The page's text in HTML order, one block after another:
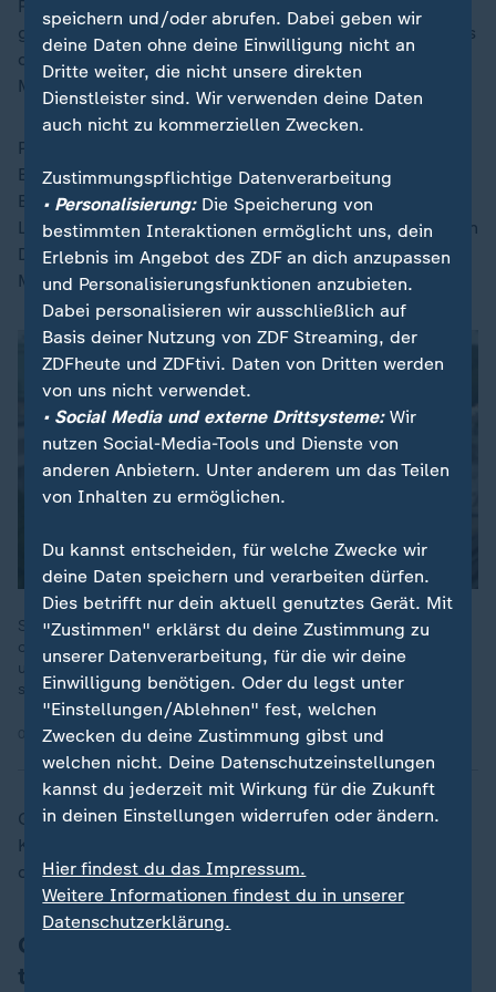
Rücklage, die in guten Zeiten bis zum Jahr 2019
gebildet wurde. Damit stehen laut Kabinettvorlage aus
der Rücklage in den Folgejahren noch rund 3,9
Milliarden Euro zur Verfügung.
Probleme bereitet ein Milliardendefizit bei der
Bundesagentur für Arbeit. In der Vorlage heißt es, die
Bundesagentur werde ihren Haushalt 2027 nur mit
Liquiditätshilfen des Bundes in Form eines überjährigen
Darlehens ausgleichen können. Hierfür seien 5,2
Milliarden Euro veranschlagt.
SPD-Chef Lars Klingbeil zeigt sich im heute journal
optimistisch: Man werde alle geplanten Reformen auch
umsetzen. Deutschland sei ein blockiertes Land. Das müsse
sich ändern.
02.07.2026 | 7:55 min
Geplant ist auch die Kürzung von Finanzhilfen im
Klima- und Transformationsfonds - einem Sondertopf
des Bundes. Das soll den Bundeshaushalt entlasten.
Grünen-Haushaltsexperte: "Täuschen,
tricksen, tarnen"
speichern und/oder abrufen. Dabei geben wir
deine Daten ohne deine Einwilligung nicht an
Dritte weiter, die nicht unsere direkten
Dienstleister sind. Wir verwenden deine Daten
auch nicht zu kommerziellen Zwecken.
Zustimmungspflichtige Datenverarbeitung
• Personalisierung:Die Speicherung von
bestimmten Interaktionen ermöglicht uns, dein
Erlebnis im Angebot des ZDF an dich anzupassen
und Personalisierungsfunktionen anzubieten.
Dabei personalisieren wir ausschließlich auf
Basis deiner Nutzung von ZDF Streaming, der
ZDFheute und ZDFtivi. Daten von Dritten werden
von uns nicht verwendet.
• Social Media und externe Drittsysteme:Wir
nutzen Social-Media-Tools und Dienste von
anderen Anbietern. Unter anderem um das Teilen
von Inhalten zu ermöglichen.
Du kannst entscheiden, für welche Zwecke wir
deine Daten speichern und verarbeiten dürfen.
Dies betrifft nur dein aktuell genutztes Gerät. Mit
"Zustimmen" erklärst du deine Zustimmung zu
unserer Datenverarbeitung, für die wir deine
Einwilligung benötigen. Oder du legst unter
"Einstellungen/Ablehnen" fest, welchen
Zwecken du deine Zustimmung gibst und
welchen nicht. Deine Datenschutzeinstellungen
kannst du jederzeit mit Wirkung für die Zukunft
in deinen Einstellungen widerrufen oder ändern.
Hier findest du das Impressum.
Weitere Informationen findest du in unserer
Datenschutzerklärung.